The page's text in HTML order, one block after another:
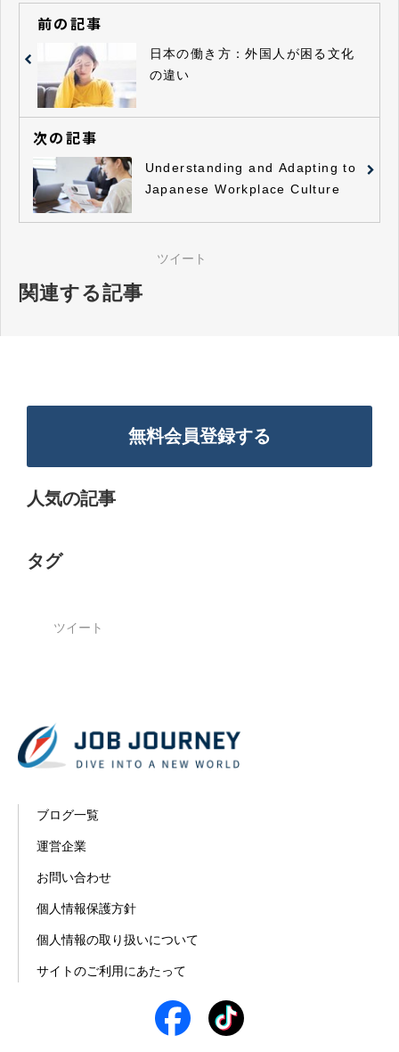
前の記事
日本の働き方：外国人が困る文化
の違い
次の記事
Understanding and Adapting to
Japanese Workplace Culture
ツイート
関連する記事
無料会員登録する
人気の記事
タグ
ツイート
ブログ一覧
運営企業
お問い合わせ
個人情報保護方針
個人情報の取り扱いについて
サイトのご利用にあたって